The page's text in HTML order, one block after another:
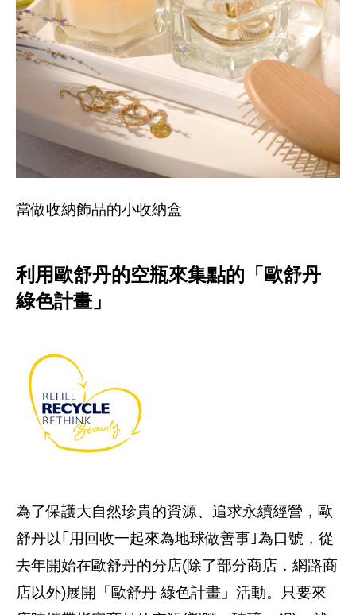
當做收納飾品的小收納盒
利用歐舒丹的空瓶來集點的「歐舒丹
綠色計畫」
為了保護大自然珍貴的資源、追求永續經營，歐
舒丹以｢用回收一起來為地球做善事｣為口號，從
去年開始在歐舒丹的分店(除了部分商店．網路商
店以外)展開「歐舒丹 綠色計畫」活動。只要來